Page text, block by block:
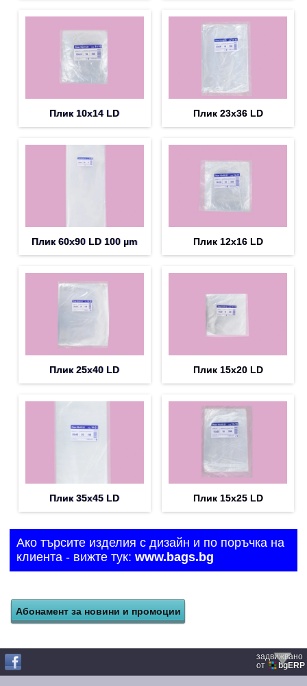
Плик 10х14 LD Плик 23х36 LD
Плик 60х90 LD 100 µm Плик 12х16 LD
Плик 25х40 LD Плик 15х20 LD
Плик 35х45 LD Плик 15х25 LD
Ако търсите изделия с дизайн и по поръчка на
клиента - вижте тук: www.bags.bg
задвижвано
от
bgERP